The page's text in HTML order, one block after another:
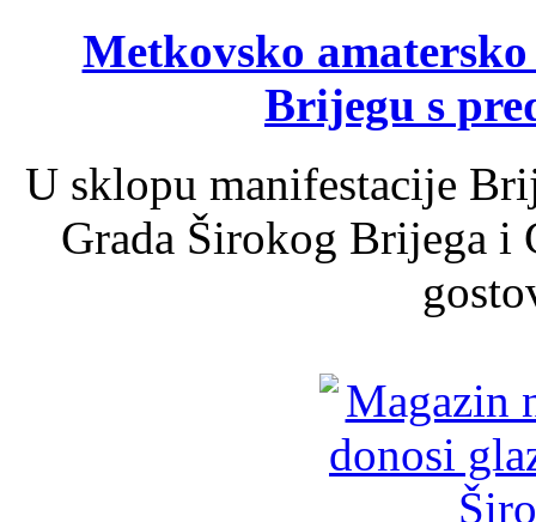
Metkovsko
Brijegu s
U sklopu manifestacije
Grada Širokog Brijega